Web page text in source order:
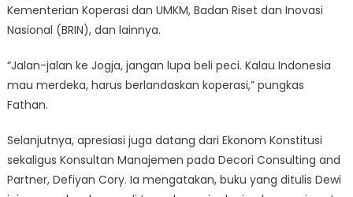
Kementerian Koperasi dan UMKM, Badan Riset dan Inovasi
Nasional (BRIN), dan lainnya.
“Jalan-jalan ke Jogja, jangan lupa beli peci. Kalau Indonesia
mau merdeka, harus berlandaskan koperasi,” pungkas
Fathan.
Selanjutnya, apresiasi juga datang dari Ekonom Konstitusi
sekaligus Konsultan Manajemen pada Decori Consulting and
Partner, Defiyan Cory. Ia mengatakan, buku yang ditulis Dewi